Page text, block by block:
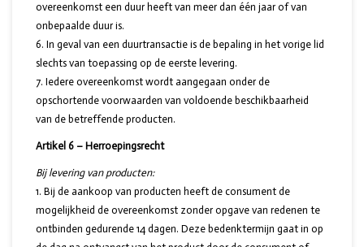
overeenkomst een duur heeft van meer dan één jaar of van
onbepaalde duur is.
In geval van een duurtransactie is de bepaling in het vorige lid
slechts van toepassing op de eerste levering.
Iedere overeenkomst wordt aangegaan onder de
opschortende voorwaarden van voldoende beschikbaarheid
van de betreffende producten.
Artikel 6 – Herroepingsrecht
Bij levering van producten:
Bij de aankoop van producten heeft de consument de
mogelijkheid de overeenkomst zonder opgave van redenen te
ontbinden gedurende 14 dagen. Deze bedenktermijn gaat in op